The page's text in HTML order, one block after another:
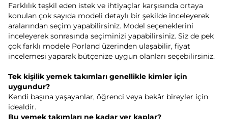
Farklılık teşkil eden istek ve ihtiyaçlar karşısında ortaya
konulan çok sayıda modeli detaylı bir şekilde inceleyerek
aralarından seçim yapabilirsiniz. Model seçeneklerini
inceleyerek sonrasında seçiminizi yapabilirsiniz. Siz de pek
çok farklı modele Porland üzerinden ulaşabilir, fiyat
incelemesi yaparak bütçenize uygun olanları seçebilirsiniz.
Tek kişilik yemek takımları genellikle kimler için
uygundur?
Kendi başına yaşayanlar, öğrenci veya bekâr bireyler için
idealdir.
Bu yemek takımları ne kadar yer kaplar?